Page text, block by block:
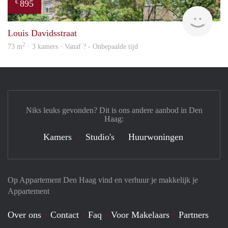
€ 895
Louis Davidsstraat
73 m2 · 3 kamers · Vanaf ? - Onbepaalde tijd
Op Appartement Den Haag vind en verhuur je makkelijk je
Appartement
Over ons Contact Faq Voor Makelaars Partners
Niks leuks gevonden? Dit is ons andere aanbod in Den
Haag:
Kamers Studio's Huurwoningen